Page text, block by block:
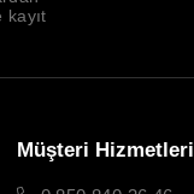
Müşteri Hizmetleri